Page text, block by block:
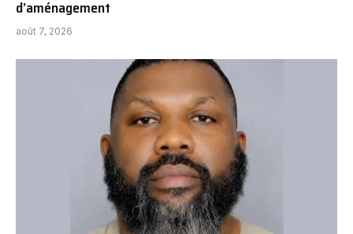
d’aménagement
août 7, 2026